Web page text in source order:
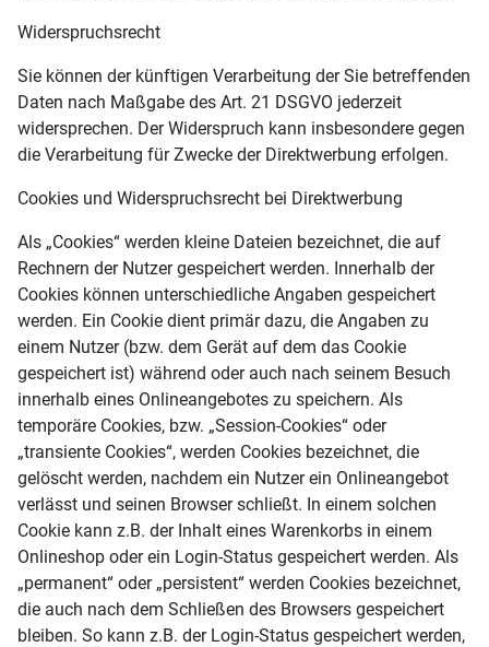
Widerspruchsrecht
Sie können der künftigen Verarbeitung der Sie betreffenden
Daten nach Maßgabe des Art. 21 DSGVO jederzeit
widersprechen. Der Widerspruch kann insbesondere gegen
die Verarbeitung für Zwecke der Direktwerbung erfolgen.
Cookies und Widerspruchsrecht bei Direktwerbung
Als „Cookies“ werden kleine Dateien bezeichnet, die auf
Rechnern der Nutzer gespeichert werden. Innerhalb der
Cookies können unterschiedliche Angaben gespeichert
werden. Ein Cookie dient primär dazu, die Angaben zu
einem Nutzer (bzw. dem Gerät auf dem das Cookie
gespeichert ist) während oder auch nach seinem Besuch
innerhalb eines Onlineangebotes zu speichern. Als
temporäre Cookies, bzw. „Session-Cookies“ oder
„transiente Cookies“, werden Cookies bezeichnet, die
gelöscht werden, nachdem ein Nutzer ein Onlineangebot
verlässt und seinen Browser schließt. In einem solchen
Cookie kann z.B. der Inhalt eines Warenkorbs in einem
Onlineshop oder ein Login-Status gespeichert werden. Als
„permanent“ oder „persistent“ werden Cookies bezeichnet,
die auch nach dem Schließen des Browsers gespeichert
bleiben. So kann z.B. der Login-Status gespeichert werden,